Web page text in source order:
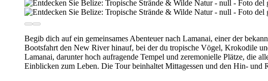
Begib dich auf ein gemeinsames Abenteuer nach Lamanai, einer der
Bootsfahrt den New River hinauf, bei der du tropische Vögel, Krokodile
Lamanai, darunter hoch aufragende Tempel und zeremonielle Plätze, die
Einblicken zum Leben. Die Tour beinhaltet Mittagessen und den Hin- und